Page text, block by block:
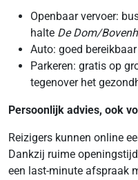
Openbaar vervoer:
halte De Dom/
Auto: goed
Parkeren: gratis op
tegenover het
Persoonlijk advies, ook
Reizigers kunnen online
Dankzij ruime
een last-minute afspraak